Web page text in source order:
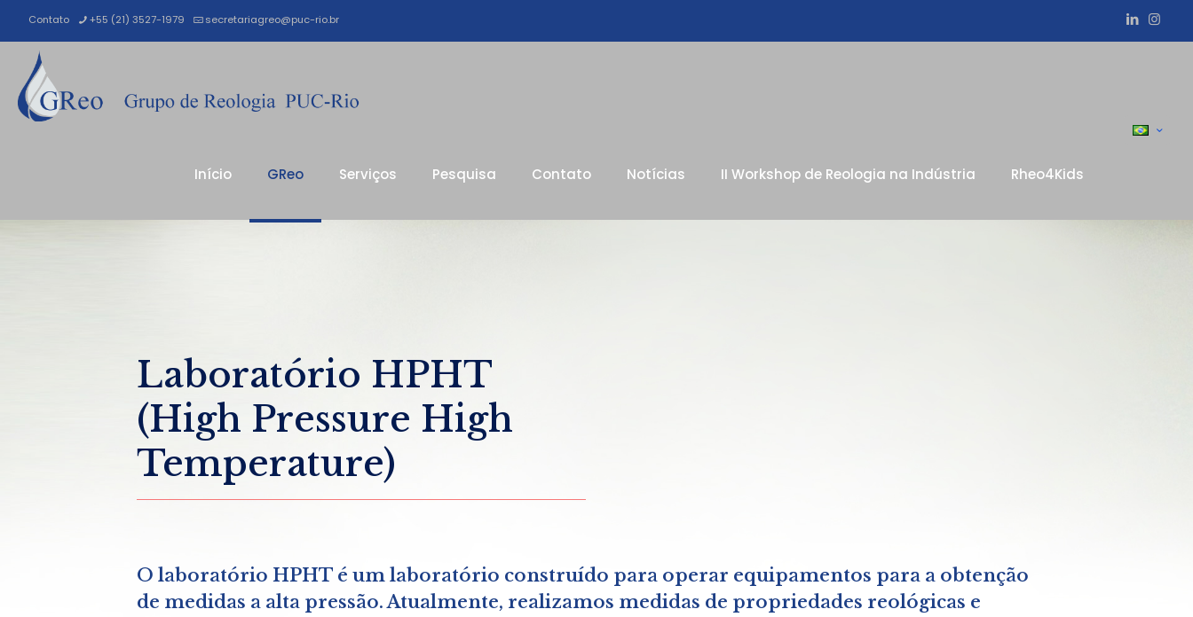
Contato +55 (21) 3527-1979 secretariagreo@puc-rio.br
Início GReo Serviços Pesquisa Contato Notícias II Workshop de Reologia na Indústria Rheo4Kids
Laboratório HPHT
(High Pressure High
Temperature)
O laboratório HPHT é um laboratório construído para operar equipamentos para a obtenção
de medidas a alta pressão. Atualmente, realizamos medidas de propriedades reológicas e